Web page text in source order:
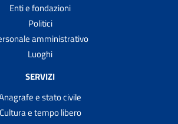
Enti e fondazioni
Politici
amministrativo
Luoghi
SERVIZI
e stato civile
Cultura e tempo libero